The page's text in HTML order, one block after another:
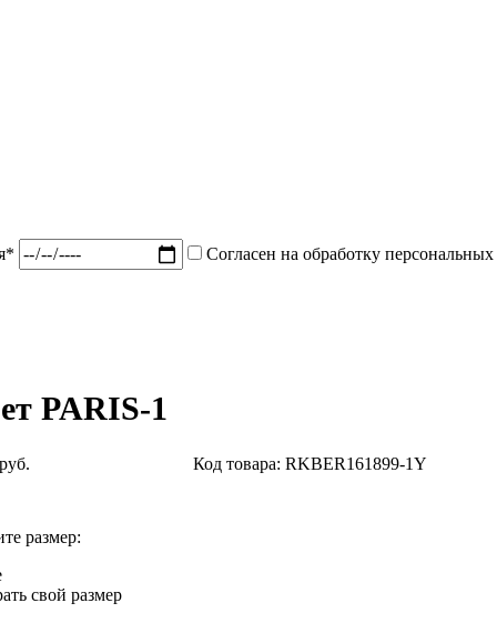
Согласен на обработку персональных
PARIS-1
Код товара: RKBER161899-1Y
размер:
свой размер